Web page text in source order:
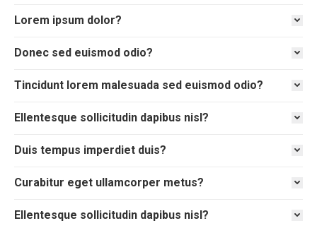
Lorem ipsum dolor?
Donec sed euismod odio?
Tincidunt lorem malesuada sed euismod odio?
Ellentesque sollicitudin dapibus nisl?
Duis tempus imperdiet duis?
Curabitur eget ullamcorper metus?
Ellentesque sollicitudin dapibus nisl?